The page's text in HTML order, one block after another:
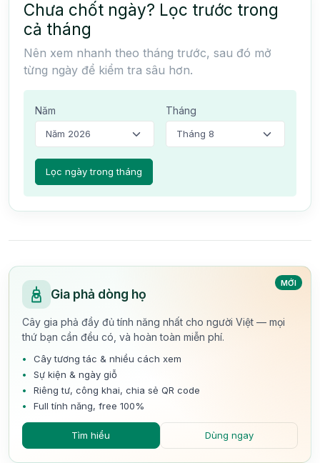
Chưa chốt ngày? Lọc trước trong
cả tháng
Nên xem nhanh theo tháng trước, sau đó mở
từng ngày để kiểm tra sâu hơn.
Năm Tháng
MỚI
Gia phả dòng họ
Cây gia phả đầy đủ tính năng nhất cho người Việt — mọi
thứ bạn cần đều có, và hoàn toàn miễn phí.
Cây tương tác & nhiều cách xem
Sự kiện & ngày giỗ
Riêng tư, công khai, chia sẻ QR code
Full tính năng, free 100%
Tìm hiểu Dùng ngay